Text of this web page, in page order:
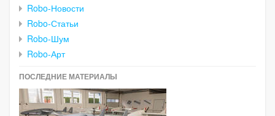
Robo-Новости
Robo-Статьи
Robo-Шум
Robo-Арт
ПОСЛЕДНИЕ МАТЕРИАЛЫ